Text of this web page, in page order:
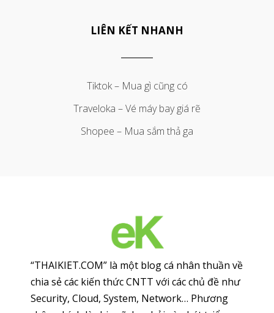
LIÊN KẾT NHANH
Tiktok – Mua gì cũng có
Traveloka – Vé máy bay giá rẽ
Shopee – Mua sắm thả ga
“THAIKIET.COM” là một blog cá nhân thuần về
chia sẻ các kiến thức CNTT với các chủ đề như
Security, Cloud, System, Network… Phương